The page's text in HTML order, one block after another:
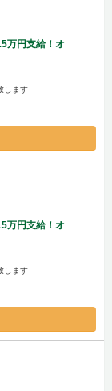
万円支給！オ
します
万円支給！オ
します